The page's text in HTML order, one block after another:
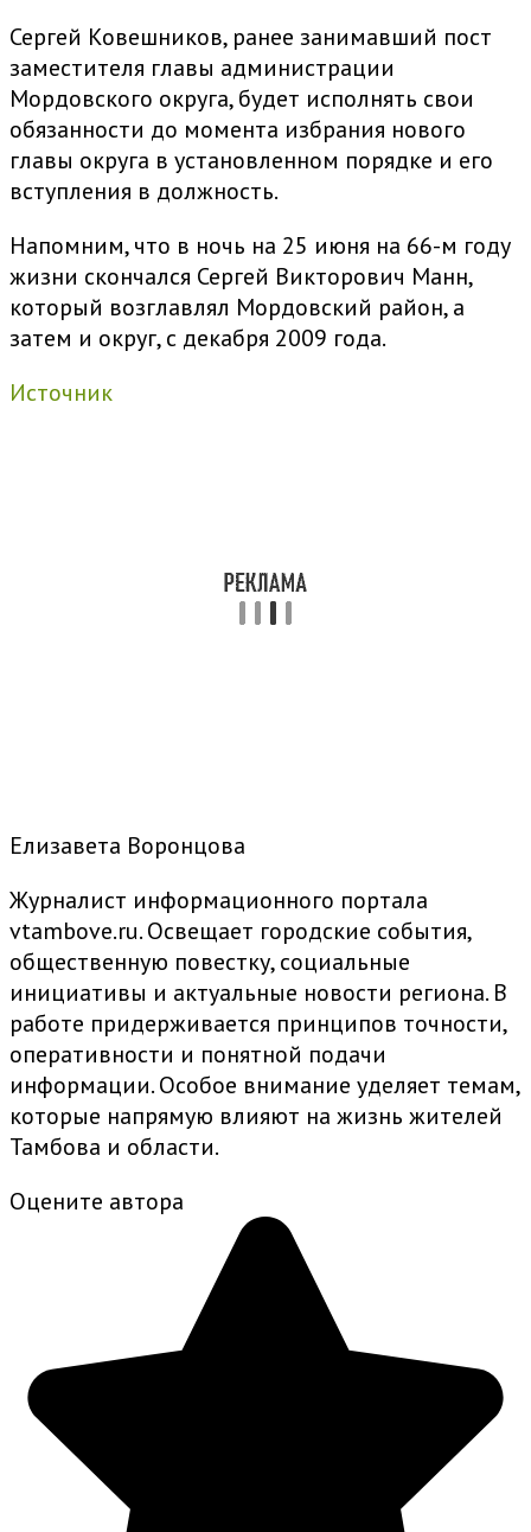
Сергей Ковешников, ранее занимавший пост
заместителя главы администрации
Мордовского округа, будет исполнять свои
обязанности до момента избрания нового
главы округа в установленном порядке и его
вступления в должность.
Напомним, что в ночь на 25 июня на 66-м году
жизни скончался Сергей Викторович Манн,
который возглавлял Мордовский район, а
затем и округ, с декабря 2009 года.
Источник
Елизавета Воронцова
Журналист информационного портала
vtambove.ru. Освещает городские события,
общественную повестку, социальные
инициативы и актуальные новости региона. В
работе придерживается принципов точности,
оперативности и понятной подачи
информации. Особое внимание уделяет темам,
которые напрямую влияют на жизнь жителей
Тамбова и области.
Оцените автора